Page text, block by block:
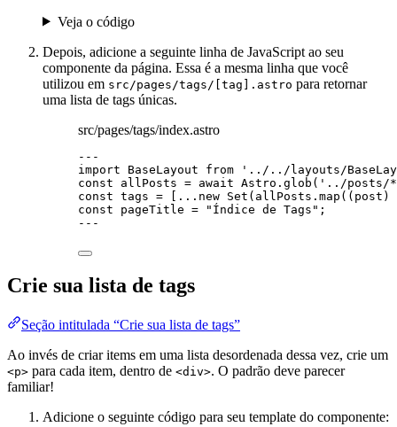
Veja o código
Depois, adicione a seguinte linha de JavaScript ao seu
componente da página. Essa é a mesma linha que você
utilizou em src/pages/tags/[tag].astro para retornar
uma lista de tags únicas.
src/pages/tags/index.astro
---
import BaseLayout from ' ../../layouts/
const allPosts = await Astro . glob ( ' ../posts/
const tags = [ ...new Set (allPosts . map ( ( post )
const pageTitle = " Índice de Tags " ;
---
Crie sua lista de tags
Seção intitulada “Crie sua lista de tags”
Ao invés de criar items em uma lista desordenada dessa vez, crie um
<p> para cada item, dentro de <div>. O padrão deve parecer
familiar!
Adicione o seguinte código para seu template do componente: